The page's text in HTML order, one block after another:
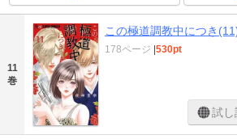
11
巻
この極道調教中につき
178ページ 530pt
試し